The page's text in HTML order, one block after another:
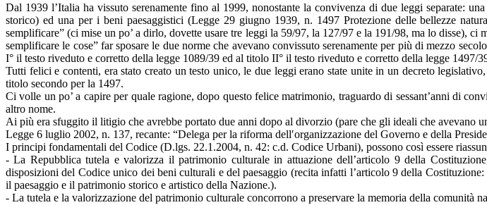
Dal 1939 l’Italia ha vissuto serenamente fino al 1999, nonostante la convivenza di due leggi separate:
storico) ed una per i beni paesaggistici (Legge 29 giugno 1939, n. 1497 Protezione delle bellezze
semplificare” (ci mise un po’ a dirlo, dovette usare tre leggi la 59/97, la 127/97 e la 191/98, ma lo disse),
semplificare le cose” far sposare le due norme che avevano convissuto serenamente per più di mezzo
I° il testo riveduto e corretto della legge 1089/39 ed al titolo II° il testo riveduto e corretto della legge 1497/
Tutti felici e contenti, era stato creato un testo unico, le due leggi erano state unite in un decreto
titolo secondo per la 1497.
Ci volle un po’ a capire per quale ragione, dopo questo felice matrimonio, traguardo di sessant’anni di
altro nome.
Ai più era sfuggito il litigio che avrebbe portato due anni dopo al divorzio (pare che gli ideali che avevano
Legge 6 luglio 2002, n. 137, recante: “Delega per la riforma dell′organizzazione del Governo e della
I principi fondamentali del Codice (D.lgs. 22.1.2004, n. 42: c.d. Codice Urbani), possono così essere
- La Repubblica tutela e valorizza il patrimonio culturale in attuazione dell’articolo 9 della
disposizioni del Codice unico dei beni culturali e del paesaggio (recita infatti l’articolo 9 della
il paesaggio e il patrimonio storico e artistico della Nazione.).
- La tutela e la valorizzazione del patrimonio culturale concorrono a preservare la memoria della comunità